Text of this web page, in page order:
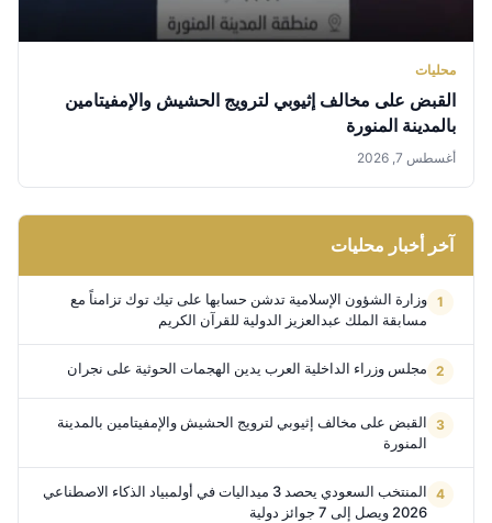
محليات
القبض على مخالف إثيوبي لترويج الحشيش والإمفيتامين
بالمدينة المنورة
أغسطس 7, 2026
آخر أخبار محليات
وزارة الشؤون الإسلامية تدشن حسابها على تيك توك تزامناً مع
مسابقة الملك عبدالعزيز الدولية للقرآن الكريم
مجلس وزراء الداخلية العرب يدين الهجمات الحوثية على نجران
القبض على مخالف إثيوبي لترويج الحشيش والإمفيتامين بالمدينة
المنورة
المنتخب السعودي يحصد 3 ميداليات في أولمبياد الذكاء الاصطناعي
2026 ويصل إلى 7 جوائز دولية